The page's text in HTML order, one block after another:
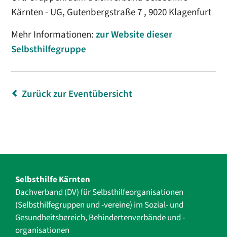
Kärnten - UG, Gutenbergstraße 7 , 9020 Klagenfurt
Mehr Informationen:zur Website dieser
Selbsthilfegruppe
Zurück zur Eventübersicht
Selbsthilfe Kärnten
Dachverband (DV) für Selbsthilfe­organisationen
(Selbsthilfegruppen und -vereine) im Sozial- und
Gesundheits­bereich, ­Behindertenverbände und ­-
organisationen